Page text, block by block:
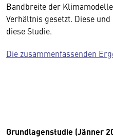
Bandbreite der
Verhältnis gesetzt. Diese
diese Studie.
Die zusammenfassenden
Grundlagenstudie (Jänner